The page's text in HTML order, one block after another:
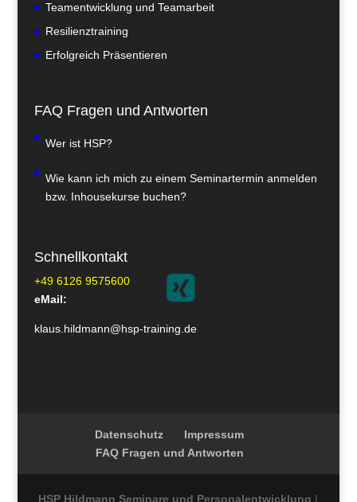
Teamentwicklung und Teamarbeit
Resilienztraining
Erfolgreich Präsentieren
FAQ Fragen und Antworten
Wer ist HSP?
Wie kann ich mich zu einem Seminartermin anmelden
bzw. Inhousekurse buchen?
Schnellkontakt
+49 6126 9575600
eMail:
klaus.hildmann@hsp-training.de
Datenschutz
Impressum
FAQ Fragen und Antworten
HSP Hildmann Seminare und Personalentwicklung |